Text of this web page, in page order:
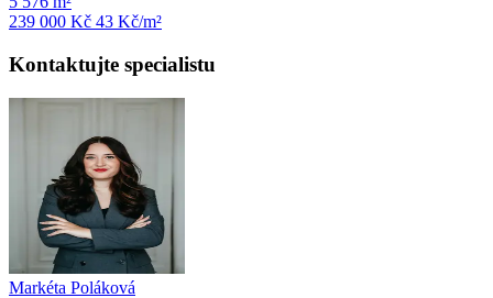
239 000 Kč 43 Kč/m²
Kontaktujte specialistu
Markéta Poláková